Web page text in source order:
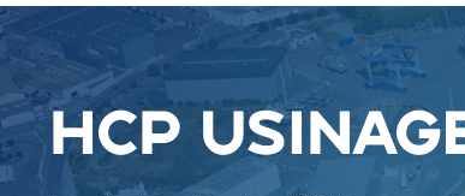
HCP